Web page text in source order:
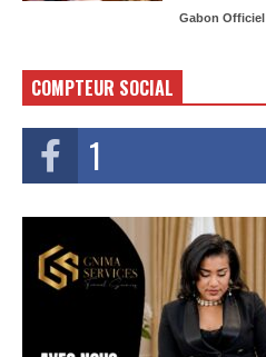
Gabon Officiel
COMPTEUR SOCIAL
1